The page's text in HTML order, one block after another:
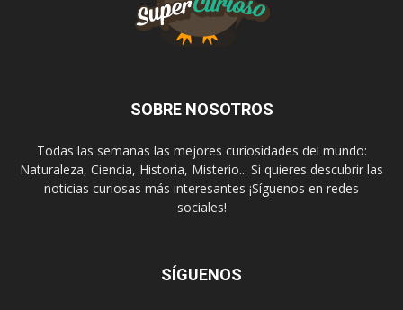
SOBRE NOSOTROS
Todas las semanas las mejores curiosidades del mundo:
Naturaleza, Ciencia, Historia, Misterio... Si quieres descubrir las
noticias curiosas más interesantes ¡Síguenos en redes
sociales!
SÍGUENOS